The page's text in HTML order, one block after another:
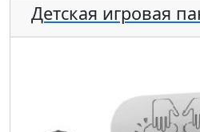
Детская игровая